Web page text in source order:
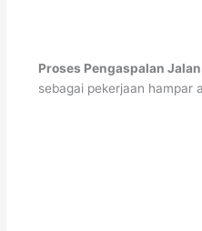
Proses Pengaspalan
sebagai pekerjaan hampar